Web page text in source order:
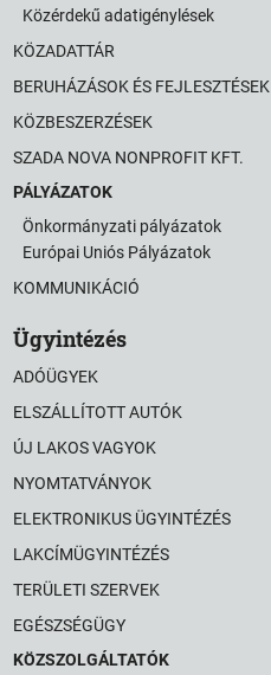
Közérdekű adatigénylések
KÖZADATTÁR
BERUHÁZÁSOK ÉS FEJLESZTÉSEK
KÖZBESZERZÉSEK
SZADA NOVA NONPROFIT KFT.
PÁLYÁZATOK
Önkormányzati pályázatok
Európai Uniós Pályázatok
KOMMUNIKÁCIÓ
Ügyintézés
ADÓÜGYEK
ELSZÁLLÍTOTT AUTÓK
ÚJ LAKOS VAGYOK
NYOMTATVÁNYOK
ELEKTRONIKUS ÜGYINTÉZÉS
LAKCÍMÜGYINTÉZÉS
TERÜLETI SZERVEK
EGÉSZSÉGÜGY
KÖZSZOLGÁLTATÓK